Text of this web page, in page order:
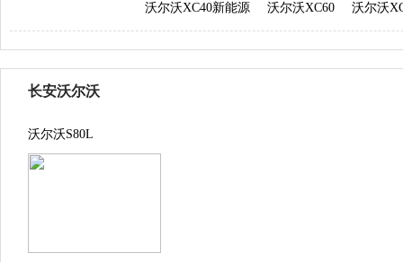
沃尔沃XC40新能源
沃尔沃XC60 沃尔沃
长安沃尔沃
沃尔沃S80L